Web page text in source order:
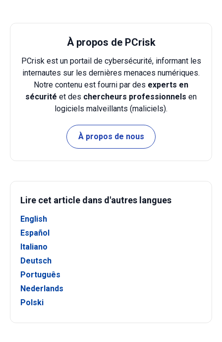
À propos de PCrisk
PCrisk est un portail de cybersécurité, informant les
internautes sur les dernières menaces numériques.
Notre contenu est fourni par des experts en
sécurité et des chercheurs professionnels en
logiciels malveillants (maliciels).
À propos de nous
Lire cet article dans d'autres langues
English
Español
Italiano
Deutsch
Português
Nederlands
Polski